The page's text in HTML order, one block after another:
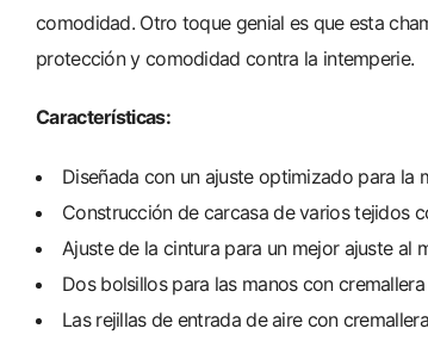
comodidad. Otro toque genial es que esta
protección y comodidad contra la intemperie.
Características:
Diseñada con un ajuste optimizado para la
Construcción de carcasa de varios tejidos
Ajuste de la cintura para un mejor ajuste al
Dos bolsillos para las manos con cremallera
Las rejillas de entrada de aire con